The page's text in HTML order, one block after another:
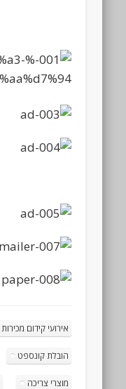
אירועי קידום מכירות
הובלת קונספט
מוצרי צריכה